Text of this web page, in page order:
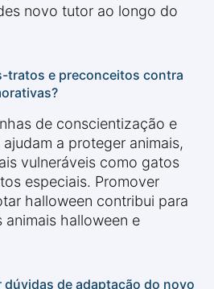
novo tutor ao longo do
tratos e preconceitos contra
de conscientização e
a proteger animais,
vulneráveis como gatos
especiais. Promover
halloween contribui para
halloween e
dúvidas de adaptação do novo